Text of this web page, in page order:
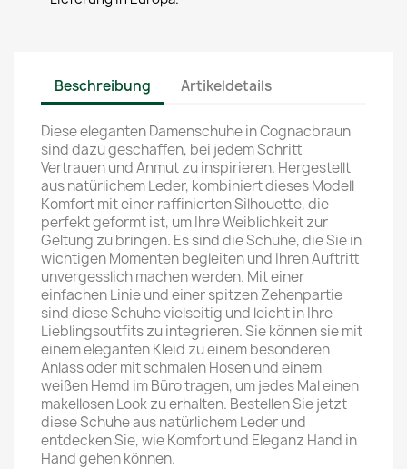
Beschreibung Artikeldetails
Diese eleganten Damenschuhe in Cognacbraun
sind dazu geschaffen, bei jedem Schritt
Vertrauen und Anmut zu inspirieren. Hergestellt
aus natürlichem Leder, kombiniert dieses Modell
Komfort mit einer raffinierten Silhouette, die
perfekt geformt ist, um Ihre Weiblichkeit zur
Geltung zu bringen. Es sind die Schuhe, die Sie in
wichtigen Momenten begleiten und Ihren Auftritt
unvergesslich machen werden. Mit einer
einfachen Linie und einer spitzen Zehenpartie
sind diese Schuhe vielseitig und leicht in Ihre
Lieblingsoutfits zu integrieren. Sie können sie mit
einem eleganten Kleid zu einem besonderen
Anlass oder mit schmalen Hosen und einem
weißen Hemd im Büro tragen, um jedes Mal einen
makellosen Look zu erhalten. Bestellen Sie jetzt
diese Schuhe aus natürlichem Leder und
entdecken Sie, wie Komfort und Eleganz Hand in
Hand gehen können.